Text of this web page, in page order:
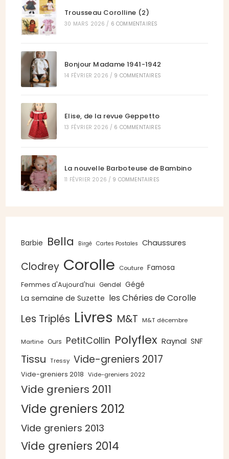
Trousseau Corolline (2)
30 MARS 2026 / 6 COMMENTAIRES
Bonjour Madame 1941-1942
14 FÉVRIER 2026 / 9 COMMENTAIRES
Elise, de la revue Geppetto
13 FÉVRIER 2026 / 6 COMMENTAIRES
La nouvelle Barboteuse de Bambino
11 FÉVRIER 2026 / 9 COMMENTAIRES
Barbie Bella Birgé Cartes Postales Chaussures
Clodrey Corolle Couture Famosa
Femmes d'Aujourd'hui Gendel Gégé
La semaine de Suzette les Chéries de Corolle
Les Triplés Livres M&T M&T décembre
Martine Ours PetitCollin Polyflex Raynal SNF
Tissu Tressy Vide-greniers 2017
Vide-greniers 2018 Vide-greniers 2022
Vide greniers 2011
Vide greniers 2012
Vide greniers 2013
Vide greniers 2014